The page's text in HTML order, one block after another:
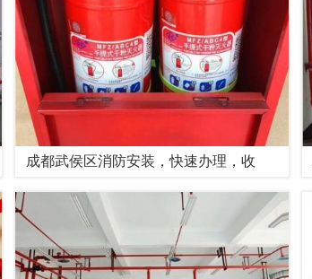
成都武侯区消防安装，快速办理，收